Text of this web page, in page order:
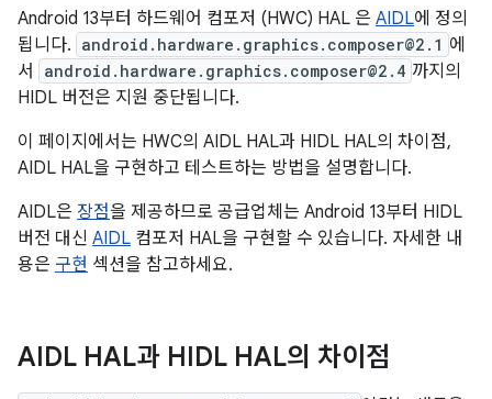
Android 13부터 하드웨어 컴포저 (HWC) HAL 은 AIDL에 정의
됩니다. android.hardware.graphics.composer@2.1 에
서
android.hardware.graphics.composer@2.4 까지의
HIDL 버전은 지원 중단됩니다.
이 페이지에서는 HWC의 AIDL HAL과 HIDL HAL의 차이점,
AIDL HAL을 구현하고 테스트하는 방법을 설명합니다.
AIDL은 장점을 제공하므로 공급업체는 Android 13부터 HIDL
버전 대신 AIDL 컴포저 HAL을 구현할 수 있습니다. 자세한 내
용은 구현 섹션을 참고하세요.
AIDL HAL과 HIDL HAL의 차이점